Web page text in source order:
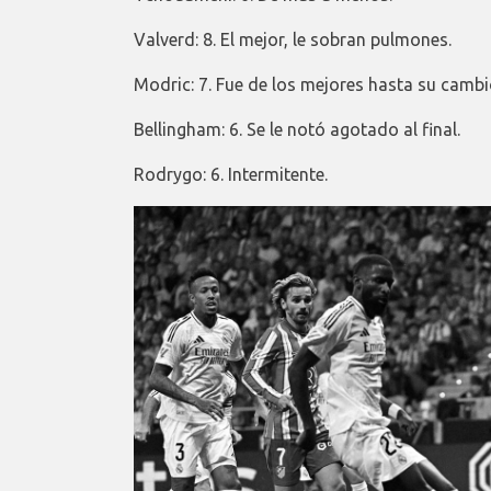
Valverd: 8. El mejor, le sobran pulmones.
Modric: 7. Fue de los mejores hasta su
Bellingham: 6. Se le notó agotado al final.
Rodrygo: 6. Intermitente.